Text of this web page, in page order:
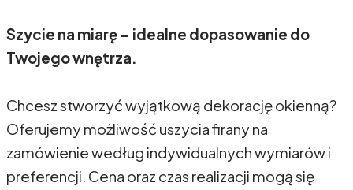
Szycie na miarę – idealne dopasowanie do
Twojego wnętrza.
Chcesz stworzyć wyjątkową dekorację okienną?
Oferujemy możliwość uszycia firany na
zamówienie według indywidualnych wymiarów i
preferencji. Cena oraz czas realizacji mogą się